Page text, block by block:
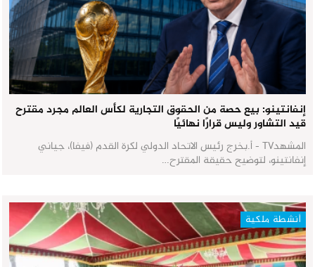
إنفانتينو: بيع حصة من الحقوق التجارية لكأس العالم مجرد مقترح
قيد التشاور وليس قرارًا نهائيًا
المشهدTV - أ.بخرج رئيس الاتحاد الدولي لكرة القدم (فيفا)، جياني
إنفانتينو، لتوضيح حقيقة المقترح…
أنشطة ملكية